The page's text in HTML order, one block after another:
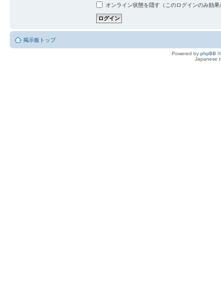
オンライン状態を隠す（このログインのみ効
掲示板トップ
Powered by phpBB
Japanese